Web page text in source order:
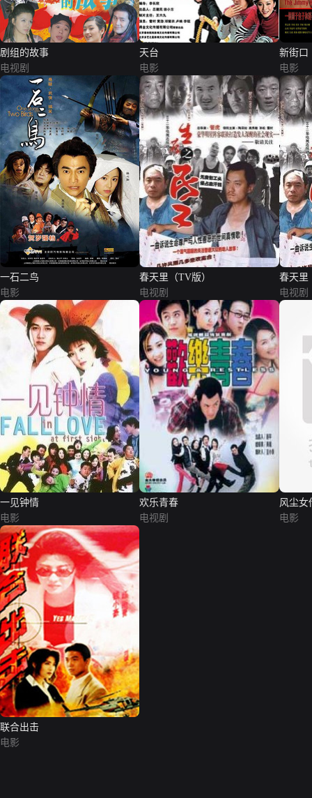
剧组的故事
电视剧
天台
电影
新街口
电影
一石二鸟
电影
春天里（TV版）
电视剧
春天里
电视剧
一见钟情
电影
欢乐青春
电视剧
风尘女
电影
联合出击
电影